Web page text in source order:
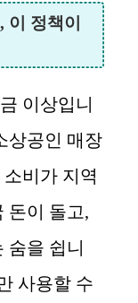
정책이
이상입니
상공인 매장
비가 지역
돈이 돌고,
숨을 쉽니
사용할 수